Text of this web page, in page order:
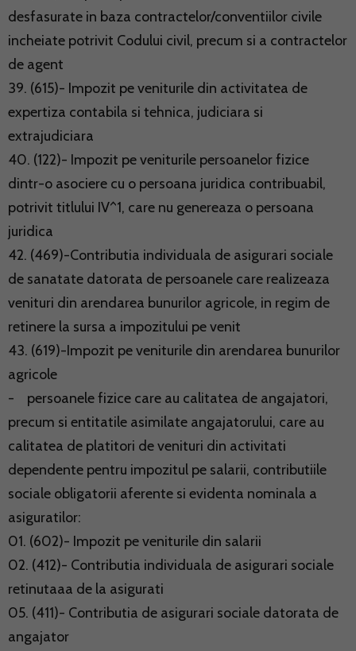
desfasurate in baza contractelor/conventiilor civile
incheiate potrivit Codului civil, precum si a contractelor
de agent
39. (615)- Impozit pe veniturile din activitatea de
expertiza contabila si tehnica, judiciara si
extrajudiciara
40. (122)- Impozit pe veniturile persoanelor fizice
dintr-o asociere cu o persoana juridica contribuabil,
potrivit titlului IV^1, care nu genereaza o persoana
juridica
42. (469)-Contributia individuala de asigurari sociale
de sanatate datorata de persoanele care realizeaza
venituri din arendarea bunurilor agricole, in regim de
retinere la sursa a impozitului pe venit
43. (619)-Impozit pe veniturile din arendarea bunurilor
agricole
- persoanele fizice care au calitatea de angajatori,
precum si entitatile asimilate angajatorului, care au
calitatea de platitori de venituri din activitati
dependente pentru impozitul pe salarii, contributiile
sociale obligatorii aferente si evidenta nominala a
asiguratilor:
01. (602)- Impozit pe veniturile din salarii
02. (412)- Contributia individuala de asigurari sociale
retinutaaa de la asigurati
05. (411)- Contributia de asigurari sociale datorata de
angajator